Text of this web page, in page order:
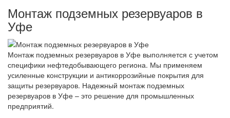
Монтаж подземных резервуаров в
Уфе
Монтаж подземных резервуаров в Уфе выполняется с учетом
специфики нефтедобывающего региона. Мы применяем
усиленные конструкции и антикоррозийные покрытия для
защиты резервуаров. Надежный монтаж подземных
резервуаров в Уфе – это решение для промышленных
предприятий.